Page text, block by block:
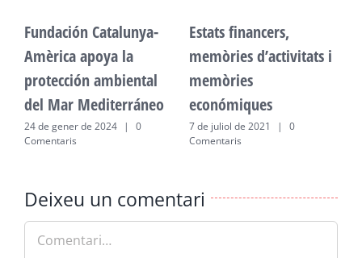
Fundación Catalunya-
Amèrica apoya la
protección ambiental
del Mar Mediterráneo
24 de gener de 2024 |
0
Comentaris
Estats financers,
memòries d’activitats i
memòries
económiques
7 de juliol de 2021 |
0
Comentaris
Deixeu un comentari